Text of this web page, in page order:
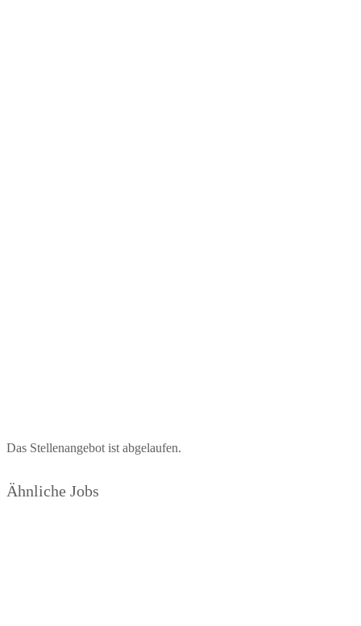
Das Stellenangebot ist abgelaufen.
Ähnliche Jobs